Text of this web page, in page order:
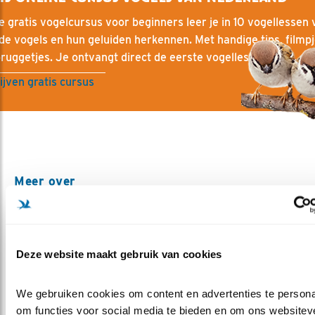
Deze website maakt gebruik van cookies
We gebruiken cookies om content en advertenties te
om functies voor social media te bieden en om ons
gratis vogelcursus voor beginners leer je in 10 vogellessen
vogels en hun geluiden herkennen. Met handige tips,
Je ontvangt direct de eerste vogelles per mail.
gratis cursus
Meer over
herfst
Deel dit bericht